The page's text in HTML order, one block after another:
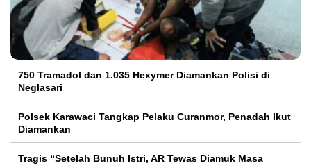
750 Tramadol dan 1.035 Hexymer Diamankan Polisi di
Neglasari
Polsek Karawaci Tangkap Pelaku Curanmor, Penadah Ikut
Diamankan
Tragis “Setelah Bunuh Istri, AR Tewas Diamuk Masa